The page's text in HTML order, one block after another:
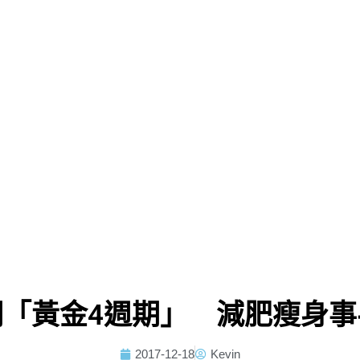
黃金4週期」 減肥瘦身
2017-12-18 Kevin